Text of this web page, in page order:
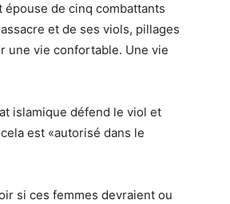
épouse de cinq combattants
et de ses viols, pillages
une vie confortable. Une vie
islamique défend le viol et
est «autorisé dans le
si ces femmes devraient ou